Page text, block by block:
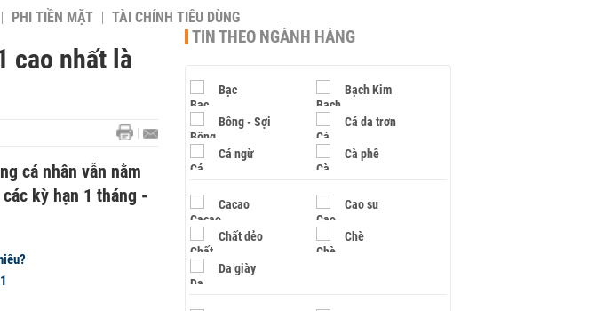
PHI TIỀN MẶT TÀI CHÍNH TIÊU DÙNG
cao nhất là
cá nhân vẫn nằm
kỳ hạn 1 tháng -
TIN THEO NGÀNH HÀNG
Bạc Bạch Kim
Bông - Sợi Cá da trơn
Cá ngừ Cà phê
Cacao Cao su
Chất dẻo Chè
Da giày